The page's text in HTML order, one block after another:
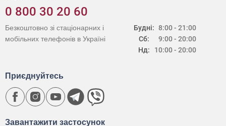
0 800 30 20 60
Будні:
Сб:
Нд:
8:00 - 21:00
9:00 - 20:00
10:00 - 20:00
Безкоштовно зі стаціонарних і
мобільних телефонів в Україні
Завантажити застосунок
Приєднуйтесь